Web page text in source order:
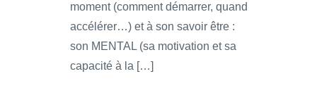
moment (comment démarrer, quand
accélérer…) et à son savoir être :
son MENTAL (sa motivation et sa
capacité à la […]